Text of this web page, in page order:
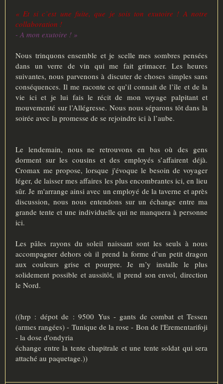
« Et si c’est une fuite, que je sois ton exutoire ! A notre
collaboration !
- A mon exutoire ! »
Nous trinquons ensemble et je scelle mes sombres pensées
dans un verre de vin qui me fait grimacer. Les heures
suivantes, nous parvenons à discuter de choses simples sans
conséquences. Il me raconte ce qu’il connait de l’île et de la
vie ici et je lui fais le récit de mon voyage palpitant et
mouvementé sur l’Allégresse. Nous nous séparons tôt dans la
soirée avec la promesse de se rejoindre ici à l’aube.
Le lendemain, nous ne retrouvons en bas où des gens
dorment sur les cousins et des employés s’affairent déjà.
Cromax me propose, lorsque j'évoque le besoin de voyager
léger, de laisser mes affaires les plus encombrantes ici, en lieu
sûr. Je m'arrange ainsi avec un employé de la taverne et après
discussion, nous nous entendons sur un échange entre ma
grande tente et une individuelle qui ne manquera à personne
ici.
Les pâles rayons du soleil naissant sont les seuls à nous
accompagner dehors où il prend la forme d’un petit dragon
aux couleurs grise et pourpre. Je m’y installe le plus
solidement possible et aussitôt, il prend son envol, direction
le Nord.
((hrp : dépot de : 9500 Yus - gants de combat et Tessen
(armes rangées) - Tunique de la rose - Bon de l'Erementarifoji
- la dose d'ondyria
échange entre la tente chapitrale et une tente soldat qui sera
attaché au paquetage.))